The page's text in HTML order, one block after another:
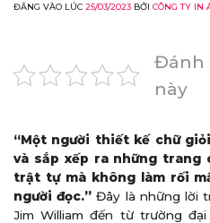
ĐĂNG VÀO LÚC 25/03/2023 BỞI CÔNG TY IN
Đánh
này
“Một người thiết kế chữ
và sắp xếp ra những trang
trật tự mà không làm rối
người đọc.” Đây là những lời
Jim William đến từ trường